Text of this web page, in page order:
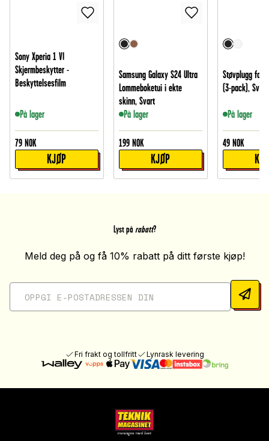
Sony Xperia 1 VI
Skjermbeskytter -
Beskyttelsesfilm
På lager
79 NOK
KJØP
Samsung Galaxy S24 Ultra
Lommeboketui i ekte
skinn, Svart
På lager
199 NOK
KJØP
Støvplugg for
(3-pack), Svart
På lager
49 NOK
Lyst på rabatt?
Meld deg på og få 10% rabatt på ditt første kjøp!
Fri frakt og tollfritt Lynrask levering